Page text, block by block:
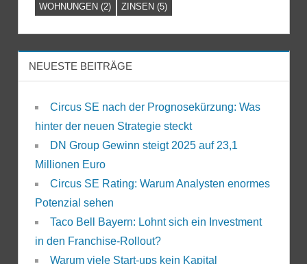
WOHNUNGEN (2) ZINSEN (5)
NEUESTE BEITRÄGE
Circus SE nach der Prognosekürzung: Was
hinter der neuen Strategie steckt
DN Group Gewinn steigt 2025 auf 23,1
Millionen Euro
Circus SE Rating: Warum Analysten enormes
Potenzial sehen
Taco Bell Bayern: Lohnt sich ein Investment
in den Franchise-Rollout?
Warum viele Start-ups kein Kapital